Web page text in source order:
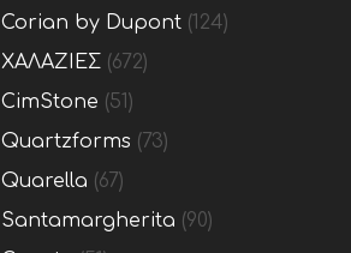
Corian by Dupont (124)
ΧΑΛΑΖΙΕΣ (672)
CimStone (51)
Quartzforms (73)
Quarella (67)
Santamargherita (90)